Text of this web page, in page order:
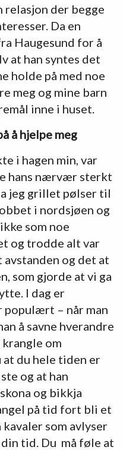
relasjon der begge
Da en
Haugesund for å
at han syntes det
holde på med noe
meg og mine barn
inne i huset.
å hjelpe meg
i hagen min, var
hans nærvær sterkt
jeg grillet pølser til
i nordsjøen og
som noe
og trodde alt var
og det at
som gjorde at vi ga
I dag er
– når man
å savne hverandre
om
du hele tiden er
og at han
og bikkja
på tid fort bli et
som avlyser
tid. Du må føle at